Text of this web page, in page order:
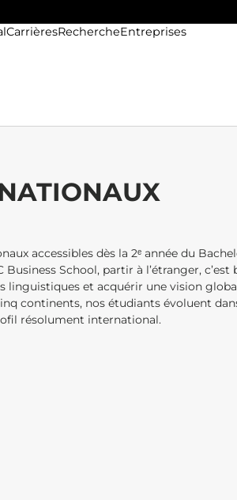
CarrièresRechercheEntreprises
accessibles dès la 2ᵉ année du
School, partir à l’étranger, c’est
linguistiques et acquérir une vision
continents, nos étudiants évoluent
résolument international.